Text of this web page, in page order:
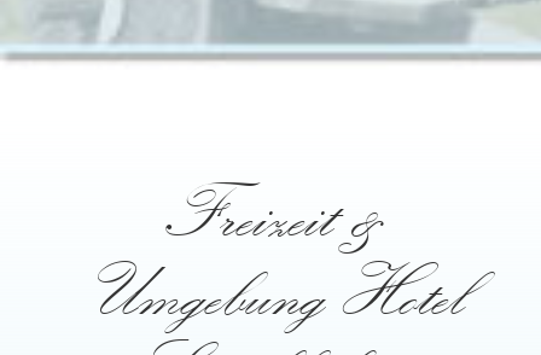
Freizeit &
Umgebung Hotel